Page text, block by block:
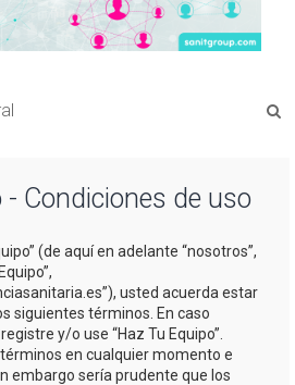
- Condiciones de uso
(de aquí en adelante “nosotros”,
usted acuerda estar
siguientes términos. En caso
y/o use “Haz Tu Equipo”.
en cualquier momento e
embargo sería prudente que los